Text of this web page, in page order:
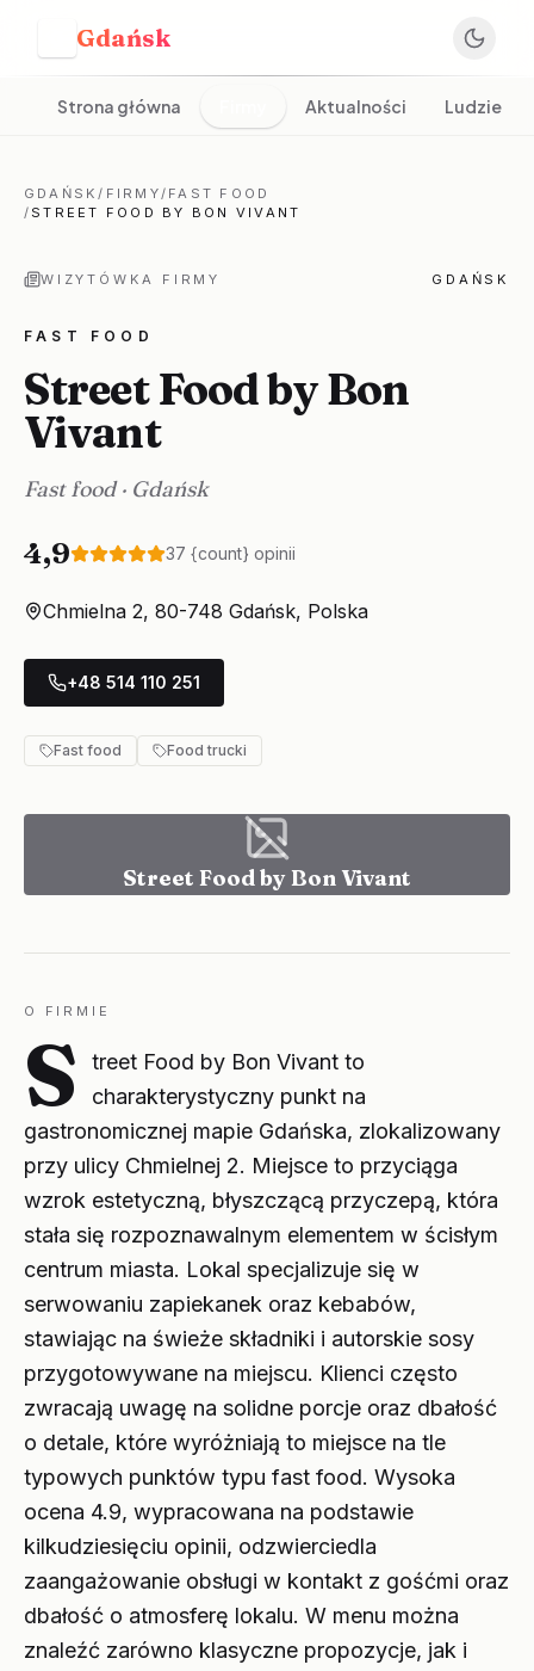
Gdańsk
Strona główna Aktualności Ludzie
GDAŃSK/ FIRMY/ FAST FOOD
/ STREET FOOD BY BON VIVANT
WIZYTÓWKA FIRMY GDAŃSK
FAST FOOD
Street Food by Bon
Vivant
Fast food· Gdańsk
4,9 37 {count} opinii
Chmielna 2, 80-748 Gdańsk, Polska
+48 514 110 251
Fast food Food trucki
Street Food by Bon Vivant
O FIRMIE
S
treet Food by Bon Vivant to
charakterystyczny punkt na
gastronomicznej mapie Gdańska, zlokalizowany
przy ulicy Chmielnej 2. Miejsce to przyciąga
wzrok estetyczną, błyszczącą przyczepą, która
stała się rozpoznawalnym elementem w ścisłym
centrum miasta. Lokal specjalizuje się w
serwowaniu zapiekanek oraz kebabów,
stawiając na świeże składniki i autorskie sosy
przygotowywane na miejscu. Klienci często
zwracają uwagę na solidne porcje oraz dbałość
o detale, które wyróżniają to miejsce na tle
typowych punktów typu fast food. Wysoka
ocena 4.9, wypracowana na podstawie
kilkudziesięciu opinii, odzwierciedla
zaangażowanie obsługi w kontakt z gośćmi oraz
dbałość o atmosferę lokalu. W menu można
znaleźć zarówno klasyczne propozycje, jak i